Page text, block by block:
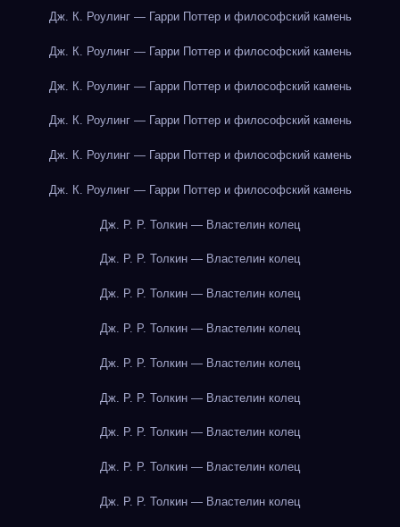
Дж. К. Роулинг — Гарри Поттер и философский камень
Дж. К. Роулинг — Гарри Поттер и философский камень
Дж. К. Роулинг — Гарри Поттер и философский камень
Дж. К. Роулинг — Гарри Поттер и философский камень
Дж. К. Роулинг — Гарри Поттер и философский камень
Дж. К. Роулинг — Гарри Поттер и философский камень
Дж. Р. Р. Толкин — Властелин колец
Дж. Р. Р. Толкин — Властелин колец
Дж. Р. Р. Толкин — Властелин колец
Дж. Р. Р. Толкин — Властелин колец
Дж. Р. Р. Толкин — Властелин колец
Дж. Р. Р. Толкин — Властелин колец
Дж. Р. Р. Толкин — Властелин колец
Дж. Р. Р. Толкин — Властелин колец
Дж. Р. Р. Толкин — Властелин колец